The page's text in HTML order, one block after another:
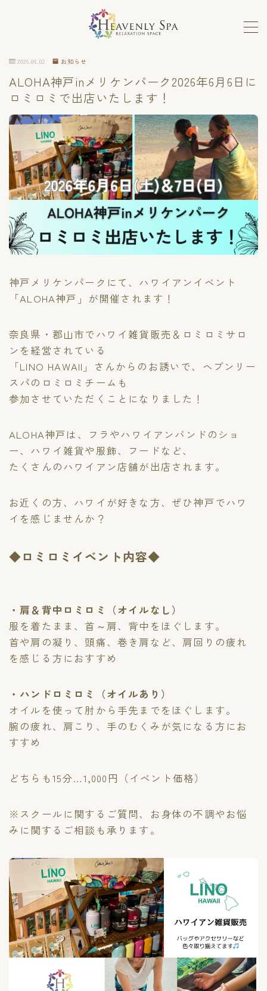
ロミロミ
ホットストーン、フェイシャル
メンテナンスコース
セラピストの手癒力と感性を高めるスクール
ホットストーンスクール
単発講座
ご予約・お問い合わせ
スクール情報
イベント情報
心と身体と精神の豆知識
2026.06.02 お知らせ
ALOHA神戸inメリケンパーク2026年6月6日に
ロミロミで出店いたします！
神戸メリケンパークにて、ハワイアンイベント
「ALOHA神戸」が開催されます！
奈良県・郡山市でハワイ雑貨販売＆ロミロミサロ
ンを経営されている
「LINO HAWAII」さんからのお誘いで、ヘブンリー
スパのロミロミチームも
参加させていただくことになりました！
ALOHA神戸は、フラやハワイアンバンドのショ
ー、ハワイ雑貨や服飾、フードなど、
たくさんのハワイアン店舗が出店されます。
お近くの方、ハワイが好きな方、ぜひ神戸でハワ
イを感じませんか？
◆ロミロミイベント内容◆
・肩＆背中ロミロミ（オイルなし）
服を着たまま、首～肩、背中をほぐします。
首や肩の凝り、頭痛、巻き肩など、肩回りの疲れ
を感じる方におすすめ
・ハンドロミロミ（オイルあり）
オイルを使って肘から手先までをほぐします。
腕の疲れ、肩こり、手のむくみが気になる方にお
すすめ
どちらも15分…1,000円（イベント価格）
※スクールに関するご質問、お身体の不調やお悩
みに関するご相談も承ります。